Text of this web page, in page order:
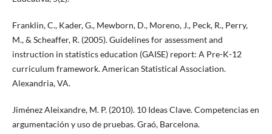
Franklin, C., Kader, G., Mewborn, D., Moreno, J., Peck, R., Perry,
M., & Scheaffer, R. (2005). Guidelines for assessment and
instruction in statistics education (GAISE) report: A Pre-K-12
curriculum framework. American Statistical Association.
Alexandria, VA.
Jiménez Aleixandre, M. P. (2010). 10 Ideas Clave. Competencias en
argumentación y uso de pruebas. Graó, Barcelona.